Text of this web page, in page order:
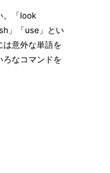
。「look
」「use」とい
は意外な単語を
ろなコマンドを